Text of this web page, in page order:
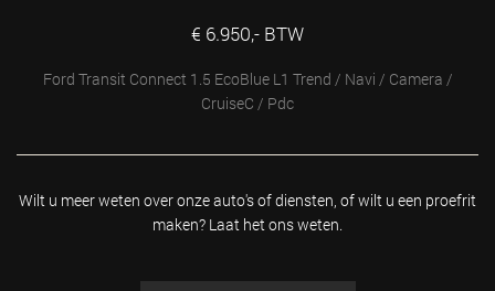
€ 6.950,- BTW
Ford Transit Connect 1.5 EcoBlue L1 Trend / Navi / Camera /
CruiseC / Pdc
Wilt u meer weten over onze auto's of diensten, of wilt u een proefrit
maken? Laat het ons weten.